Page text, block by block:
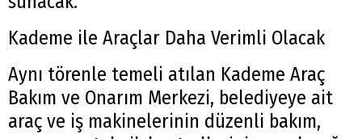
Kademe ile Araçlar Daha Verimli Olacak
Aynı törenle temeli atılan Kademe Araç
Bakım ve Onarım Merkezi, belediyeye ait
araç ve iş makinelerinin düzenli bakım,